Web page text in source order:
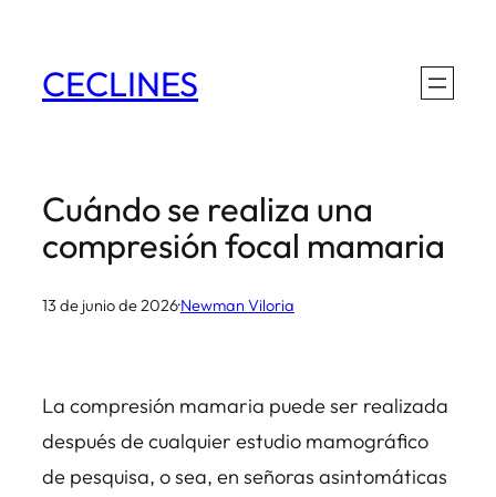
contenido
CECLINES
Cuándo se realiza una
compresión focal mamaria
13 de junio de 2026·Newman Viloria
La compresión mamaria puede ser realizada
después de cualquier estudio mamográfico
de pesquisa, o sea, en señoras asintomáticas